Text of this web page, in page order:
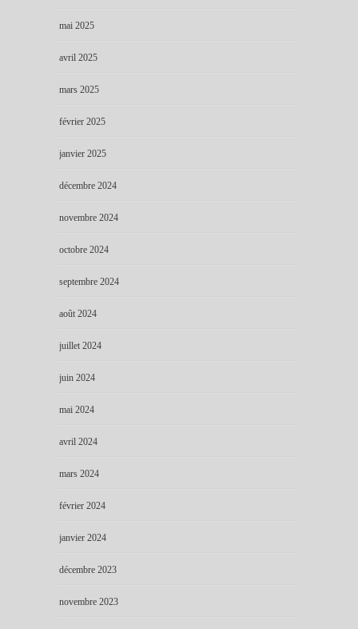
mai 2025
avril 2025
mars 2025
février 2025
janvier 2025
décembre 2024
novembre 2024
octobre 2024
septembre 2024
août 2024
juillet 2024
juin 2024
mai 2024
avril 2024
mars 2024
février 2024
janvier 2024
décembre 2023
novembre 2023